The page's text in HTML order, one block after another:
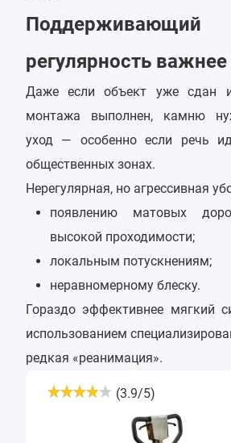
регулярность
Даже если объект уже сдан
монтажа выполнен, камню
уход — особенно если речь
общественных зонах.
Нерегулярная, но агрессивная
появлению матовых
высокой проходимости;
локальным потускнениям;
неравномерному блеску.
Гораздо эффективнее мягкий
использованием
редкая «реанимация».
(3.9/5)